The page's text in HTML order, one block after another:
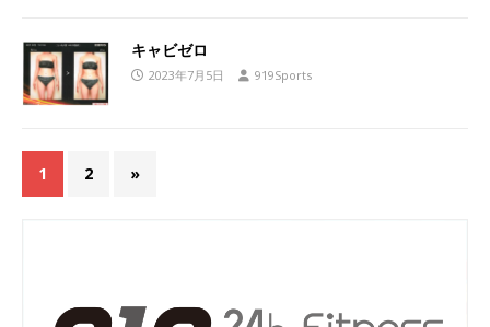
キャビゼロ
2023年7月5日 919Sports
1 2 »